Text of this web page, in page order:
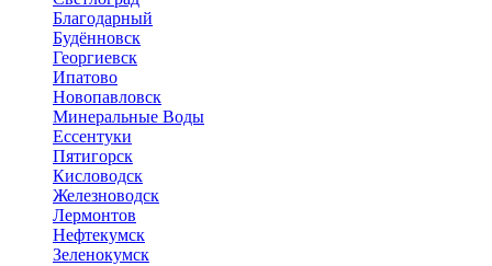
Благодарный
Будённовск
Георгиевск
Ипатово
Новопавловск
Минеральные Воды
Ессентуки
Пятигорск
Кисловодск
Железноводск
Лермонтов
Нефтекумск
Зеленокумск